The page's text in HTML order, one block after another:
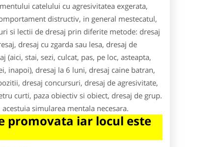
catelului cu agresivitatea exgerata,
distructiv, in general mestecatul,
si lectii de dresaj prin diferite metode: dresaj
dresaj cu zgarda sau lesa, dresaj de
(aici, stai, sezi, culcat, pas, pe loc, asteapta,
inapoi), dresaj la 6 luni, dresaj caine batran,
dresaj concursuri, dresaj de agresivitate,
curti, paza obiectiv si obiect, dresaj de grup.
simularea mentala necesara.
promovata iar locul este